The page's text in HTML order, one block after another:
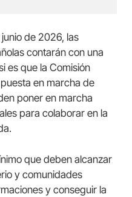
de 2026, las
contarán con una
es que la Comisión
en marcha de
poner en marcha
para colaborar en la
que deben alcanzar
y comunidades
y conseguir la